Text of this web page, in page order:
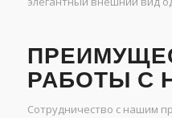
РАБОТЫ С
Сотрудничество с нашим